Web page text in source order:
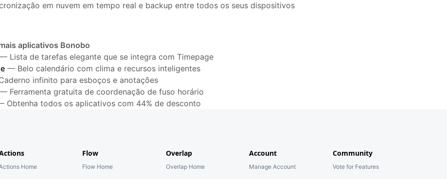
em nuvem em tempo real e backup entre todos os seus dispositivos
aplicativos Bonobo
— Lista de tarefas elegante que se integra com Timepage
— Belo calendário com clima e recursos inteligentes
infinito para esboços e anotações
— Ferramenta gratuita de coordenação de fuso horário
Obtenha todos os aplicativos com 44% de desconto
Home
Flow
Flow Home
Overlap
Overlap Home
Account
Manage Account
Community
Vote for Features